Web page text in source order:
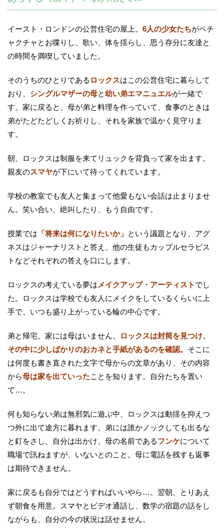
イースト・ロンドンの公営住宅の屋上。 6人の少女たちがペチ
ャクチャとお喋りし、歌い、体を揺らし、思う存分に友達と
の時間を満喫していました。
そのうちのひとりである ロックスはこの公営住宅に暮らして
おり、 シングルマザーの母と幼い弟エマニュエルが一緒で
す。家に戻ると、母が弟と料理を作っていて、食事のときは
弟がたどたどしくお祈りし、それを家族で温かく見守りま
す。
朝、ロックスは制服を来てリュックを背負って家を出ます。
親友のスマヤが下にいて待ってくれています。
学校の教室でも友人と集まって他愛もない会話は止まりませ
ん。笑い合い、絶叫したり、もう自由です。
授業では 「将来は何になりたいか」 という議題となり、アグ
ネスはジャーナリストと答え、他の生徒もカップルセラピス
トなどそれぞれの答えを口にします。
ロックスの考えている夢は メイクアップ・アーティスト でし
た。ロックスは学校でも友人にメイクをしているくらいに上
手で、いつも盛り上がっている輪の中心です。
弟と帰宅。家には母はいません。
ロックスは封筒を見つけ、
その中に少しばかりのおカネと手紙があるのを確認。 そこに
は何度も書き直された文字で母からの文章があり、その内容
から母は家を出ていったことを知ります。自分たちを置い
て…。
何も知らない弟は無邪気に遊ぶ中、ロックスは動揺を抑えつ
つ外に出て途方に暮れます。弟には誰かノックしても出るな
と釘をさし、自分は出かけ、母の名前であるフンケについて
職場で訊ねますが、いないとのこと。母に電話を残すも返事
は期待できません。
家に戻るも自分ではどうすればいいやら…。翌朝、とりあえ
ず朝食を用意。スマヤとビデオ通話し、数学の宿題の話をし
ながらも、自分の今の状況は話せません。